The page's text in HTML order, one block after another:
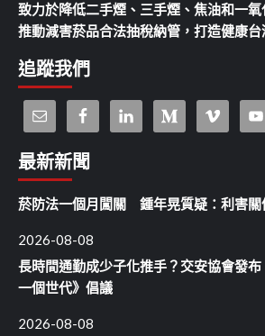
致力於降低二手煙、三手煙、焦油和一氧
推動減害菸品合法抽稅納管，打造健康台
追蹤我們
最新新聞
菸防法一個月闖關 鍾年晃質疑：利害關
2026-08-08
長時間通勤成少子化推手？交安協會發
一個世代》倡議
2026-08-08